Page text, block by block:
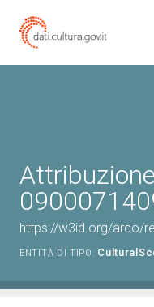
https://w3id.org/arco/
ENTITÀ DI TIPO: